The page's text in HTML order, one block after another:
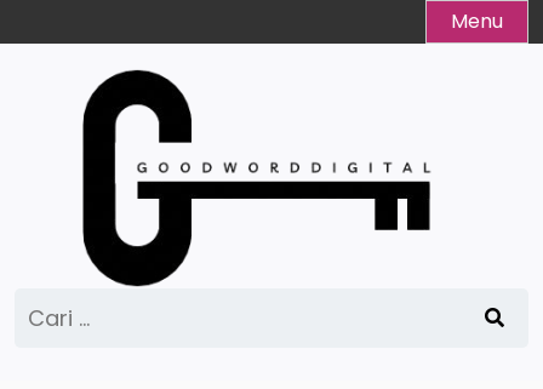
to
Menu
untuk: